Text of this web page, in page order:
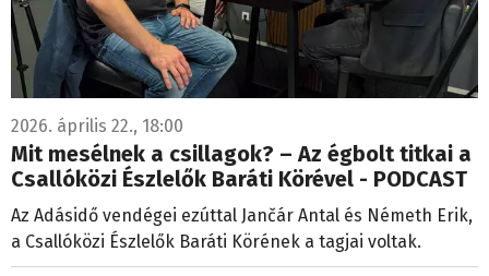
2026. április 22., 18:00
Mit mesélnek a csillagok? – Az égbolt titkai a
Csallóközi Észlelők Baráti Körével - PODCAST
Az Adásidő vendégei ezúttal Jančár Antal és Németh Erik,
a Csallóközi Észlelők Baráti Körének a tagjai voltak.